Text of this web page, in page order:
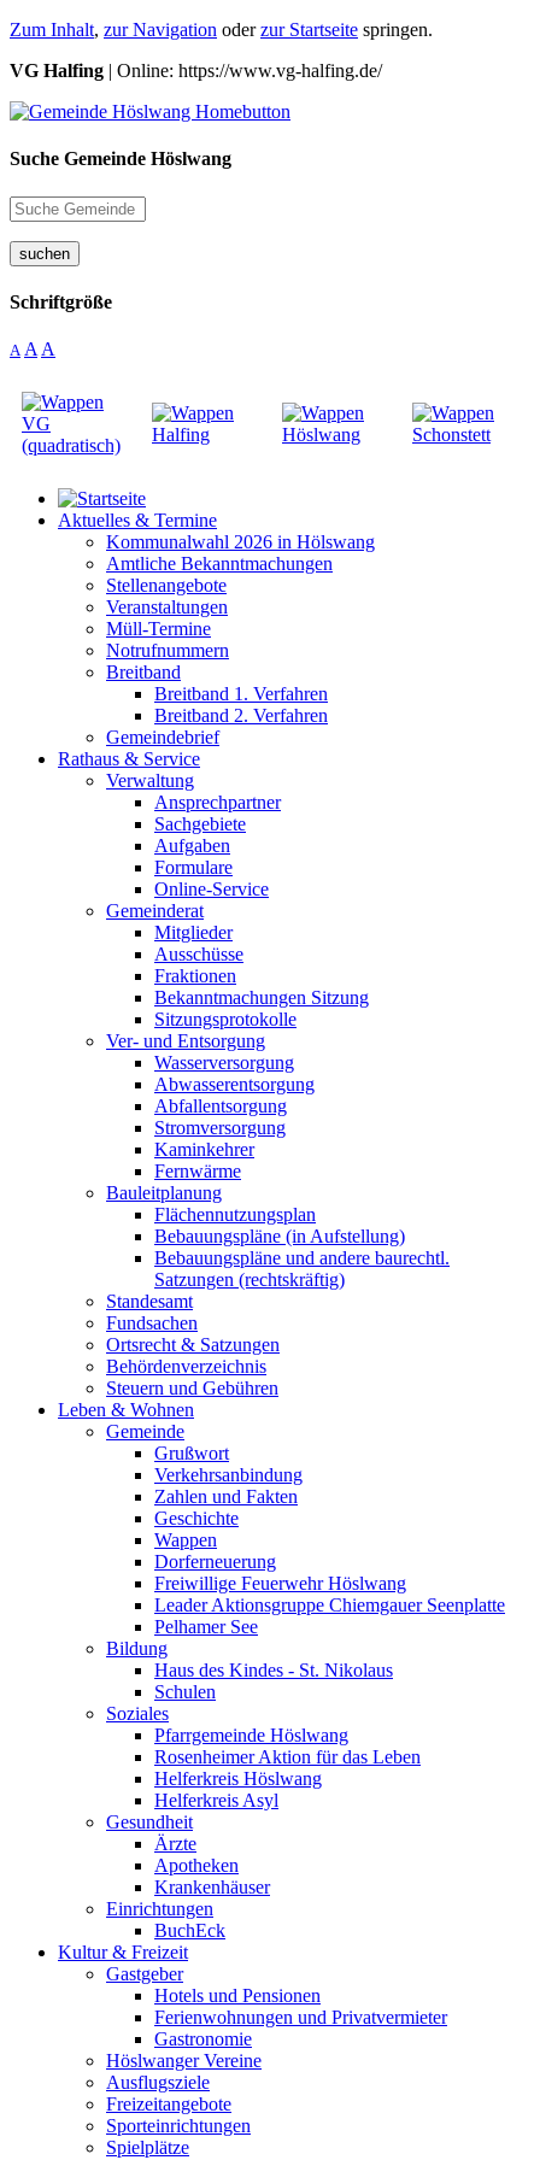
Zum Inhalt, zur Navigation oderzur Startseite springen.
VG Halfing | Online: https://www.vg-halfing.de/
Suche Gemeinde Höslwang
suchen
Schriftgröße
A A A
Aktuelles & Termine
Kommunalwahl 2026 in Hölswang
Amtliche Bekanntmachungen
Stellenangebote
Veranstaltungen
Müll-Termine
Notrufnummern
Breitband
Breitband 1. Verfahren
Breitband 2. Verfahren
Gemeindebrief
Rathaus & Service
Verwaltung
Ansprechpartner
Sachgebiete
Aufgaben
Formulare
Online-Service
Gemeinderat
Mitglieder
Ausschüsse
Fraktionen
Bekanntmachungen Sitzung
Sitzungsprotokolle
Ver- und Entsorgung
Wasserversorgung
Abwasserentsorgung
Abfallentsorgung
Stromversorgung
Kaminkehrer
Fernwärme
Bauleitplanung
Flächennutzungsplan
Bebauungspläne (in Aufstellung)
Bebauungspläne und andere baurechtl.
Satzungen (rechtskräftig)
Standesamt
Fundsachen
Ortsrecht & Satzungen
Behördenverzeichnis
Steuern und Gebühren
Leben & Wohnen
Gemeinde
Grußwort
Verkehrsanbindung
Zahlen und Fakten
Geschichte
Wappen
Dorferneuerung
Freiwillige Feuerwehr Höslwang
Leader Aktionsgruppe Chiemgauer Seenplatte
Pelhamer See
Bildung
Haus des Kindes - St. Nikolaus
Schulen
Soziales
Pfarrgemeinde Höslwang
Rosenheimer Aktion für das Leben
Helferkreis Höslwang
Helferkreis Asyl
Gesundheit
Ärzte
Apotheken
Krankenhäuser
Einrichtungen
BuchEck
Kultur & Freizeit
Gastgeber
Hotels und Pensionen
Ferienwohnungen und Privatvermieter
Gastronomie
Höslwanger Vereine
Ausflugsziele
Freizeitangebote
Sporteinrichtungen
Spielplätze